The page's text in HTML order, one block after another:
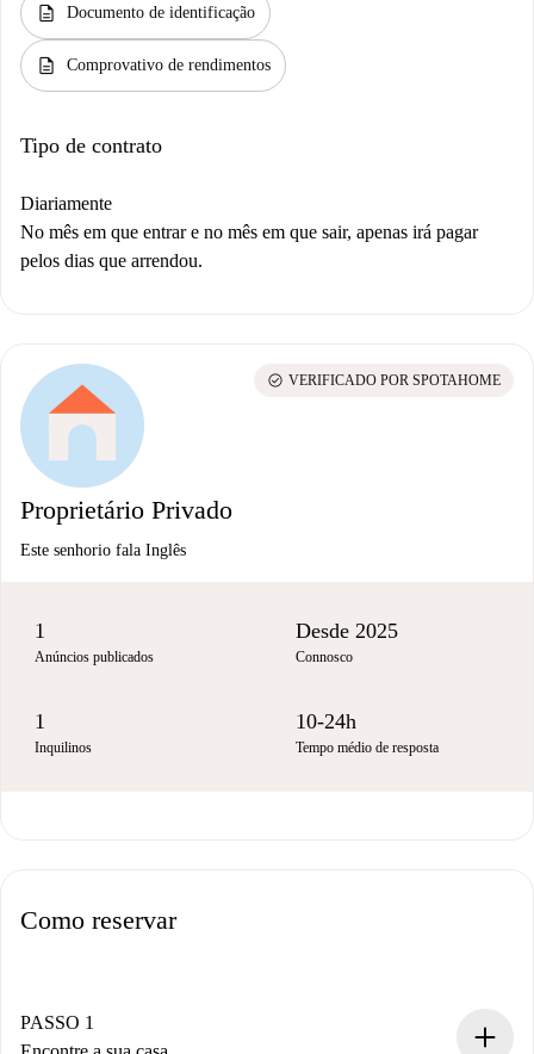
description Documento de identificação
description Comprovativo de rendimentos
Tipo de contrato
Diariamente
No mês em que entrar e no mês em que sair, apenas irá pagar
pelos dias que arrendou.
Proprietário Privado
Este senhorio fala Inglês
check_circle VERIFICADO POR SPOTAHOME
1
Anúncios publicados
Desde 2025
Connosco
1
Inquilinos
10-24h
Tempo médio de resposta
Como reservar
PASSO 1